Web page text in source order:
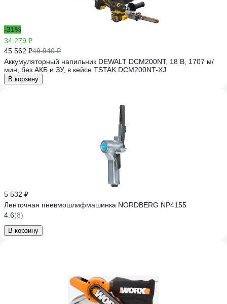
-31%
34 279 ₽
45 562 ₽49 940 ₽
Аккумуляторный напильник DEWALT DCM200NT, 18 В, 1707 м/
мин, без АКБ и ЗУ, в кейсе TSTAK DCM200NT-XJ
В корзину
5 532 ₽
Ленточная пневмошлифмашинка NORDBERG NP4155
4.6(8)
В корзину